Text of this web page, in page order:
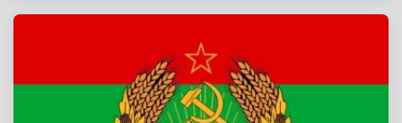
Композиция появилась около стен цементного
разгрома немецко-фашистских войск у стен
города. Общее название комплекса - «Героям
Гражданской войны и Великой Отечественной